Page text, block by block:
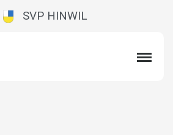
SVP HINWIL